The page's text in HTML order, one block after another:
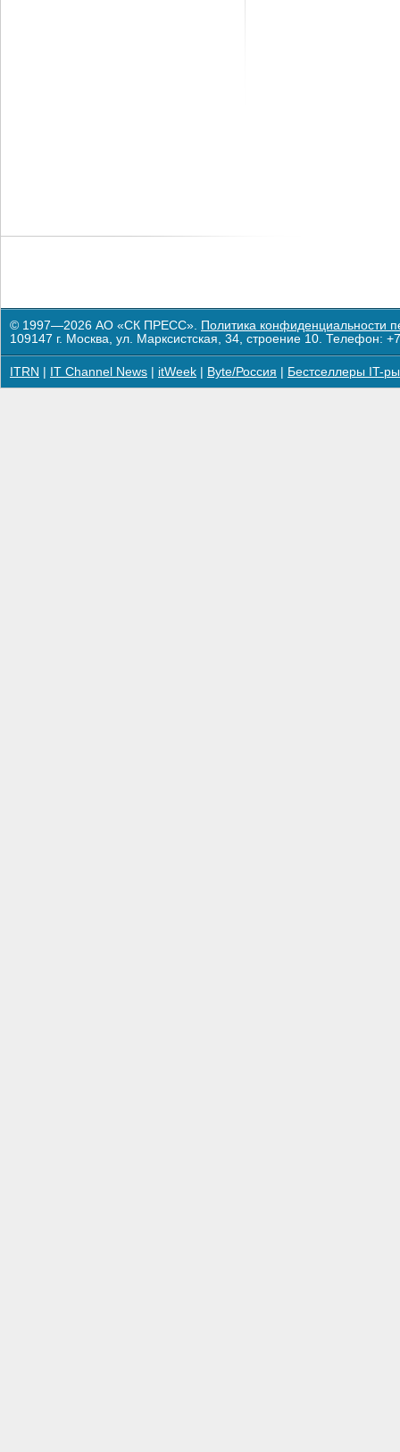
© 1997—2026 АО «СК ПРЕСС». Политика конфиденциальности
109147 г. Москва, ул. Марксистская, 34, строение 10. Телефон:
ITRN IT Channel News itWeek Byte/Россия Бестселлеры IT-